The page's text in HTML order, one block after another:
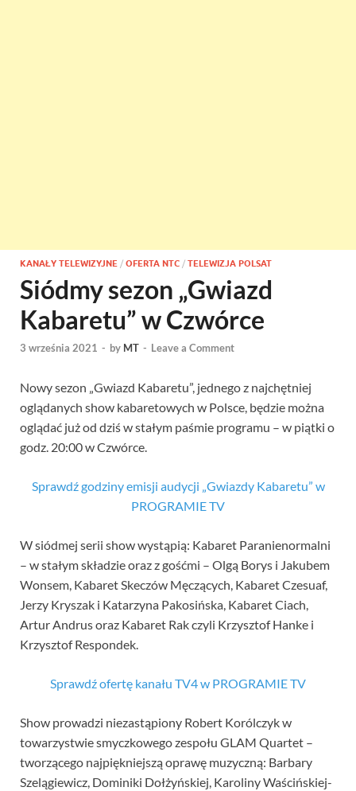
KANAŁY TELEWIZYJNE / OFERTA NTC / TELEWIZJA POLSAT
Siódmy sezon „Gwiazd
Kabaretu” w Czwórce
3 września 2021 - by MT - Leave a Comment
Nowy sezon „Gwiazd Kabaretu”, jednego z najchętniej
oglądanych show kabaretowych w Polsce, będzie można
oglądać już od dziś w stałym paśmie programu – w piątki o
godz. 20:00 w Czwórce.
Sprawdź godziny emisji audycji „Gwiazdy Kabaretu” w
PROGRAMIE TV
W siódmej serii show wystąpią: Kabaret Paranienormalni
– w stałym składzie oraz z gośćmi – Olgą Borys i Jakubem
Wonsem, Kabaret Skeczów Męczących, Kabaret Czesuaf,
Jerzy Kryszak i Katarzyna Pakosińska, Kabaret Ciach,
Artur Andrus oraz Kabaret Rak czyli Krzysztof Hanke i
Krzysztof Respondek.
Sprawdź ofertę kanału TV4 w PROGRAMIE TV
Show prowadzi niezastąpiony Robert Korólczyk w
towarzystwie smyczkowego zespołu GLAM Quartet –
tworzącego najpiękniejszą oprawę muzyczną: Barbary
Szelągiewicz, Dominiki Dołżyńskiej, Karoliny Waścińskiej-